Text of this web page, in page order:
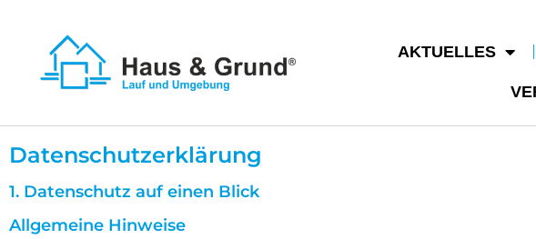
AKTUELLES
Datenschutzerklärung
1. Datenschutz auf einen Blick
Allgemeine Hinweise